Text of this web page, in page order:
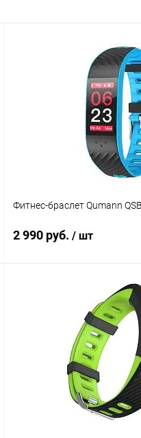
Фитнес-браслет Qumann
2 990 руб. / шт
В
В избранное